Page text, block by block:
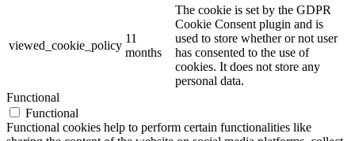
viewed_cookie_policy
11
months
The cookie is set by the GDPR
Cookie Consent plugin and is
used to store whether or not user
has consented to the use of
cookies. It does not store any
personal data.
Functional
Functional
Functional cookies help to perform certain functionalities like